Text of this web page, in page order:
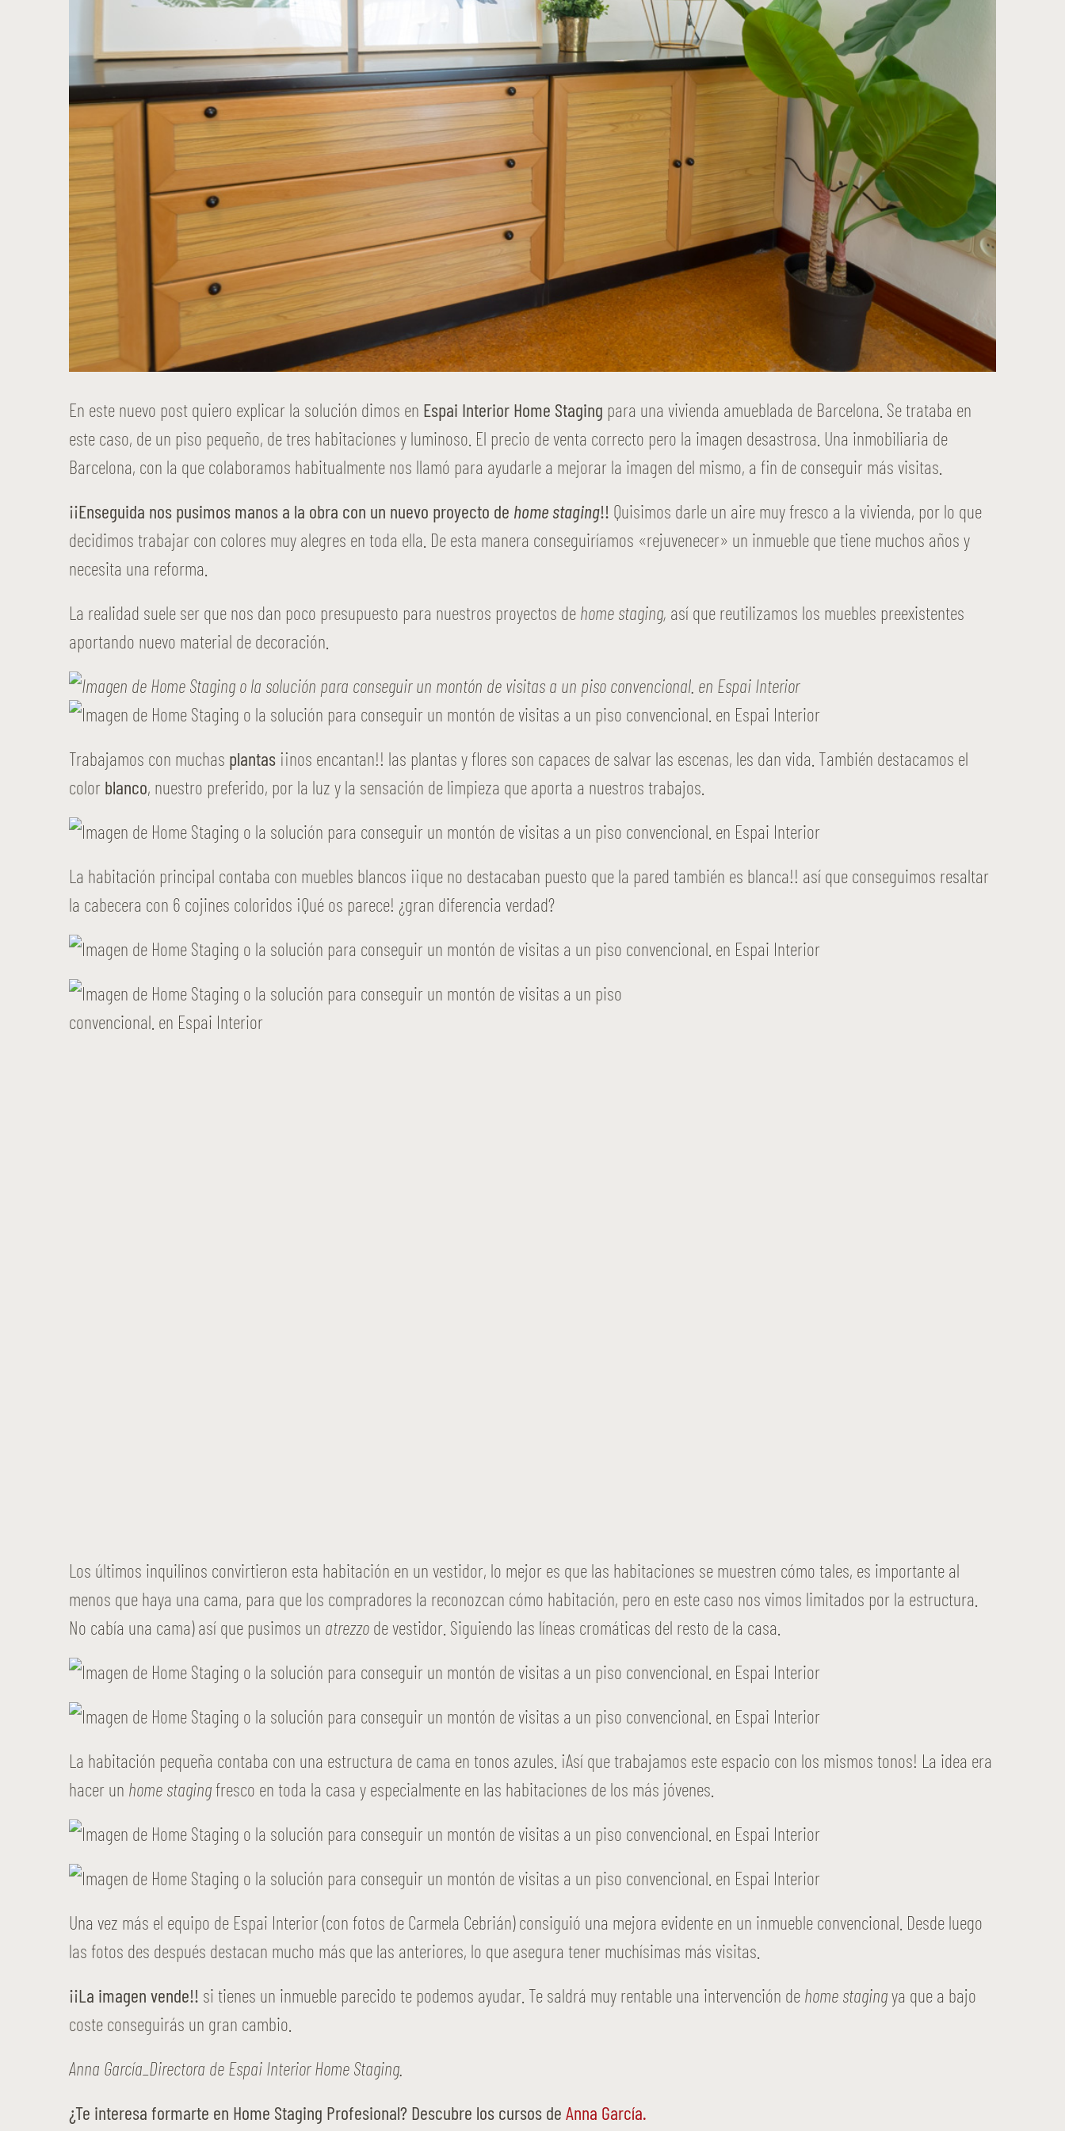
En este nuevo post quiero explicar la solución dimos en Espai Interior Home Staging para una vivienda amueblada de Barcelona. Se trataba en
este caso, de un piso pequeño, de tres habitaciones y luminoso. El precio de venta correcto pero la imagen desastrosa. Una inmobiliaria de
Barcelona, con la que colaboramos habitualmente nos llamó para ayudarle a mejorar la imagen del mismo, a fin de conseguir más visitas.
¡¡Enseguida nos pusimos manos a la obra con un nuevo proyecto de home staging!! Quisimos darle un aire muy fresco a la vivienda, por lo que
decidimos trabajar con colores muy alegres en toda ella. De esta manera conseguiríamos «rejuvenecer» un inmueble que tiene muchos años y
necesita una reforma.
La realidad suele ser que nos dan poco presupuesto para nuestros proyectos de home staging, así que reutilizamos los muebles preexistentes
aportando nuevo material de decoración.
Trabajamos con muchas plantas ¡¡nos encantan!! las plantas y flores son capaces de salvar las escenas, les dan vida. También destacamos el
color blanco, nuestro preferido, por la luz y la sensación de limpieza que aporta a nuestros trabajos.
La habitación principal contaba con muebles blancos ¡¡que no destacaban puesto que la pared también es blanca!! así que conseguimos resaltar
la cabecera con 6 cojines coloridos ¡Qué os parece! ¿gran diferencia verdad?
Los últimos inquilinos convirtieron esta habitación en un vestidor, lo mejor es que las habitaciones se muestren cómo tales, es importante al
menos que haya una cama, para que los compradores la reconozcan cómo habitación, pero en este caso nos vimos limitados por la estructura.
No cabía una cama) así que pusimos un atrezzo de vestidor. Siguiendo las líneas cromáticas del resto de la casa.
La habitación pequeña contaba con una estructura de cama en tonos azules. ¡Así que trabajamos este espacio con los mismos tonos! La idea era
hacer un home stagingfresco en toda la casa y especialmente en las habitaciones de los más jóvenes.
Una vez más el equipo de Espai Interior (con fotos de Carmela Cebrián) consiguió una mejora evidente en un inmueble convencional. Desde luego
las fotos des después destacan mucho más que las anteriores, lo que asegura tener muchísimas más visitas.
¡¡La imagen vende!! si tienes un inmueble parecido te podemos ayudar. Te saldrá muy rentable una intervención de home stagingya que a bajo
coste conseguirás un gran cambio.
Anna García_Directora de Espai Interior Home Staging.
¿Te interesa formarte en Home Staging Profesional? Descubre los cursos de Anna García.